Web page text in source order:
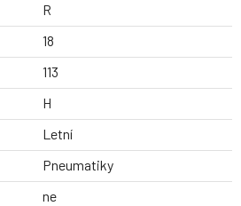
R
18
113
H
Letní
Pneumatiky
ne